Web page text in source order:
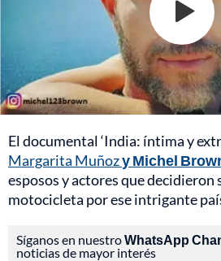
El documental ‘India: íntima y
Margarita Muñozy Michel
esposos y actores que decidieron
motocicleta por ese intrigante
Síganos en nuestroWhatsApp
noticias de mayor interés